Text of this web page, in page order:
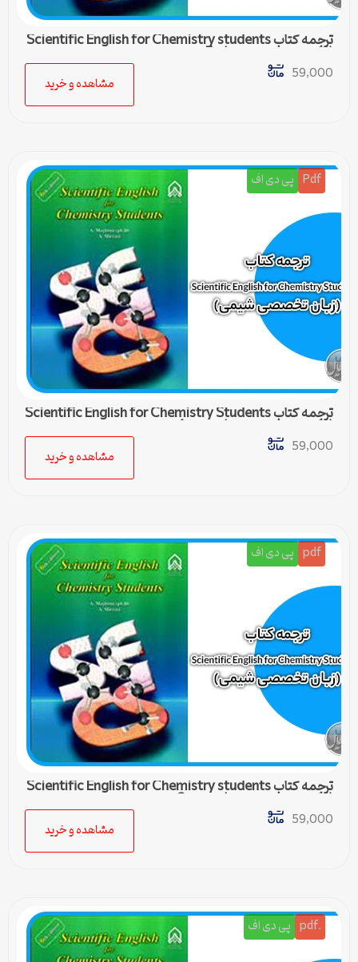
ترجمه کتاب Scientific English for Chemistry students
(زبان تخصصی شیمی) – 5
59,000
مشاهده و خرید
Pdf پی دی اف
ترجمه کتاب Scientific English for Chemistry Students
(زبان تخصصی شیمی) – درس 4
59,000
مشاهده و خرید
pdf پی دی اف
ترجمه کتاب Scientific English for Chemistry students
(زبان تخصصی شیمی) – درس 3
59,000
مشاهده و خرید
.pdf پی دی اف